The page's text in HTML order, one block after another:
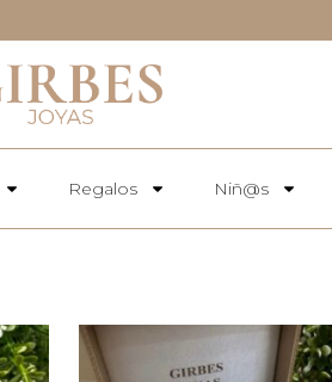
Regalos Niñ@s